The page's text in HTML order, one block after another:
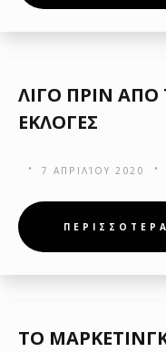
ΛΙΓΟ ΠΡΙΝ ΑΠΟ
ΕΚΛΟΓΕΣ
7 ΑΠΡΙΛΊΟΥ 2020
ΠΕΡΙΣΣΟΤΕΡΑ
ΤΟ